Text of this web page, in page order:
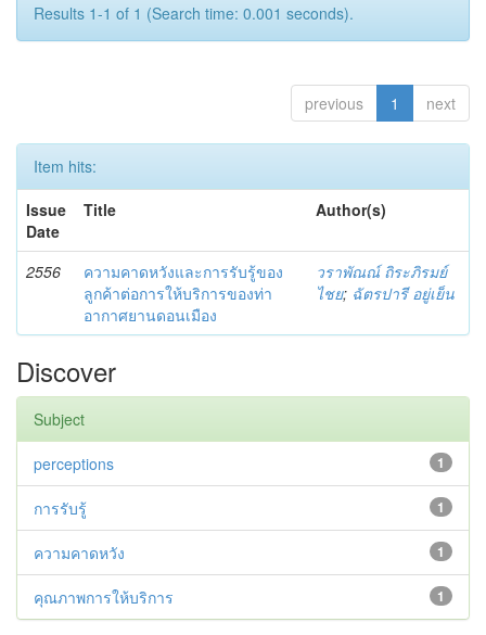
Results 1-1 of 1 (Search time: 0.001 seconds).
previous 1 next
Item hits:
Issue
Date
Title Author(s)
2556
ความคาดหวังและการรับรู้ของ
ลูกค้าต่อการให้บริการของท่า
อากาศยานดอนเมือง
วราพัณณ์ ถิระภิรมย์
ไชย; ฉัตรปารี อยู่เย็น
Discover
Subject
1
perceptions
1
การรับรู้
1
ความคาดหวัง
1
คุณภาพการให้บริการ